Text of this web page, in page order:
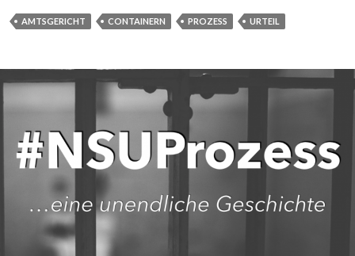
AMTSGERICHT CONTAINERN PROZESS URTEIL